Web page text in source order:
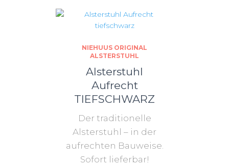
NIEHUUS ORIGINAL
ALSTERSTUHL
Alsterstuhl
Aufrecht
TIEFSCHWARZ
Der traditionelle
Alsterstuhl – in der
aufrechten Bauweise.
Sofort lieferbar!